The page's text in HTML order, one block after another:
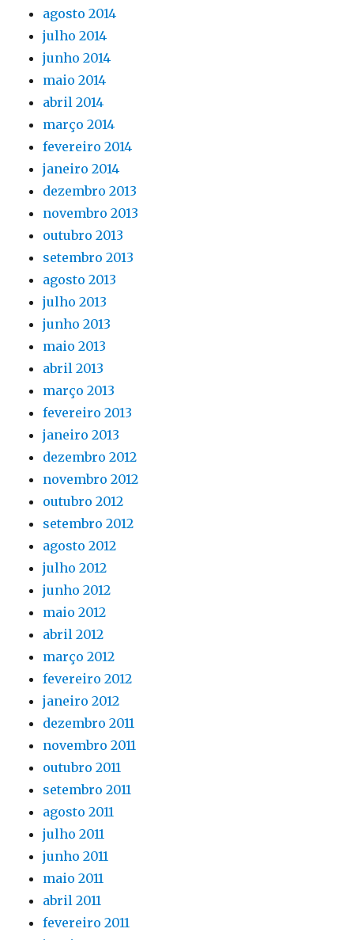
agosto 2014
julho 2014
junho 2014
maio 2014
abril 2014
março 2014
fevereiro 2014
janeiro 2014
dezembro 2013
novembro 2013
outubro 2013
setembro 2013
agosto 2013
julho 2013
junho 2013
maio 2013
abril 2013
março 2013
fevereiro 2013
janeiro 2013
dezembro 2012
novembro 2012
outubro 2012
setembro 2012
agosto 2012
julho 2012
junho 2012
maio 2012
abril 2012
março 2012
fevereiro 2012
janeiro 2012
dezembro 2011
novembro 2011
outubro 2011
setembro 2011
agosto 2011
julho 2011
junho 2011
maio 2011
abril 2011
fevereiro 2011